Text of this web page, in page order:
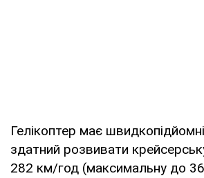
Гелікоптер має
здатний розвивати
282 км/год (максимальну до